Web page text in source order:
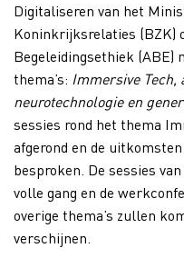
Digitaliseren van het
Koninkrijksrelaties (BZK)
Begeleidingsethiek (ABE)
thema’s: Immersive Tech,
neurotechnologie en
sessies rond het thema
afgerond en de
besproken. De sessies
volle gang en de
overige thema’s zullen
verschijnen.